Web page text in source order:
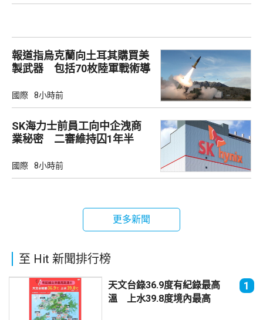
報道指烏克蘭向土耳其購買美
製武器 包括70枚陸軍戰術導
國際 8小時前
SK海力士前員工向中企洩商
業秘密 二審維持囚1年半
國際 8小時前
更多新聞
至 Hit 新聞排行榜
天文台錄36.9度有紀錄最高
溫 上水39.8度境內最高
1